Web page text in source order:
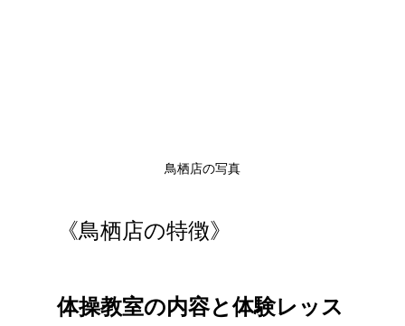
鳥栖店の写真
《鳥栖店の特徴》
体操教室の内容と体験レッス